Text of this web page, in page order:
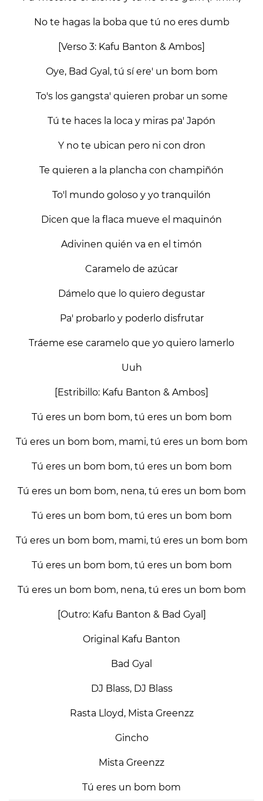
No te hagas la boba que tú no eres dumb
[Verso 3: Kafu Banton & Ambos]
Oye, Bad Gyal, tú sí ere' un bom bom
To's los gangsta' quieren probar un some
Tú te haces la loca y miras pa' Japón
Y no te ubican pero ni con dron
Te quieren a la plancha con champiñón
To'l mundo goloso y yo tranquilón
Dicen que la flaca mueve el maquinón
Adivinen quién va en el timón
Caramelo de azúcar
Dámelo que lo quiero degustar
Pa' probarlo y poderlo disfrutar
Tráeme ese caramelo que yo quiero lamerlo
Uuh
[Estribillo: Kafu Banton & Ambos]
Tú eres un bom bom, tú eres un bom bom
Tú eres un bom bom, mami, tú eres un bom bom
Tú eres un bom bom, tú eres un bom bom
Tú eres un bom bom, nena, tú eres un bom bom
Tú eres un bom bom, tú eres un bom bom
Tú eres un bom bom, mami, tú eres un bom bom
Tú eres un bom bom, tú eres un bom bom
Tú eres un bom bom, nena, tú eres un bom bom
[Outro: Kafu Banton & Bad Gyal]
Original Kafu Banton
Bad Gyal
DJ Blass, DJ Blass
Rasta Lloyd, Mista Greenzz
Gincho
Mista Greenzz
Tú eres un bom bom